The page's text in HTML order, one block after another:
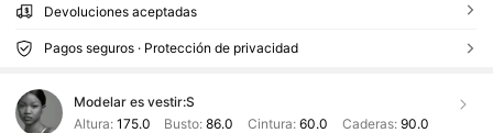
Devoluciones aceptadas
Pagos seguros · Protección de privacidad
Modelar es vestir:S
Altura: 175.0 Busto:86.0 Cintura: 60.0 Caderas: 90.0